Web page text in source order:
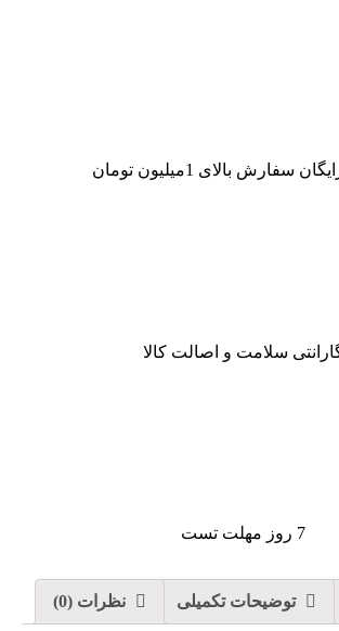
سفارش بالای 1میلیون تومان
سلامت و اصالت کالا
7 روز مهلت تست
توضیحات تکمیلی نظرات (0)